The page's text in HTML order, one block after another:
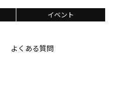
イベント
よくある質問